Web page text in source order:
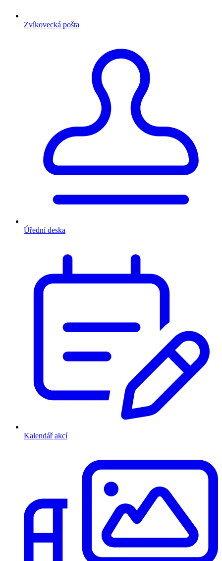
Zvíkovecká pošta
Úřední deska
Kalendář akcí